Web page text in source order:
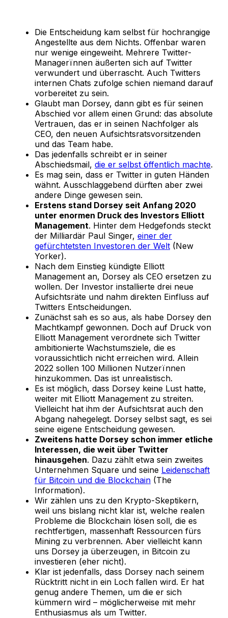
Die Entscheidung kam selbst für hochrangige
Angestellte aus dem Nichts. Offenbar waren
nur wenige eingeweiht. Mehrere Twitter-
Managerïnnen äußerten sich auf Twitter
verwundert und überrascht. Auch Twitters
internen Chats zufolge schien niemand darauf
vorbereitet zu sein.
Glaubt man Dorsey, dann gibt es für seinen
Abschied vor allem einen Grund: das absolute
Vertrauen, das er in seinen Nachfolger als
CEO, den neuen Aufsichtsratsvorsitzenden
und das Team habe.
Das jedenfalls schreibt er in seiner
Abschiedsmail, die er selbst öffentlich machte.
Es mag sein, dass er Twitter in guten Händen
wähnt. Ausschlaggebend dürften aber zwei
andere Dinge gewesen sein.
Erstens stand Dorsey seit Anfang 2020
unter enormen Druck des Investors Elliott
Management. Hinter dem Hedgefonds steckt
der Milliardär Paul Singer, einer der
gefürchtetsten Investoren der Welt (New
Yorker).
Nach dem Einstieg kündigte Elliott
Management an, Dorsey als CEO ersetzen zu
wollen. Der Investor installierte drei neue
Aufsichtsräte und nahm direkten Einfluss auf
Twitters Entscheidungen.
Zunächst sah es so aus, als habe Dorsey den
Machtkampf gewonnen. Doch auf Druck von
Elliott Management verordnete sich Twitter
ambitionierte Wachstumsziele, die es
voraussichtlich nicht erreichen wird. Allein
2022 sollen 100 Millionen Nutzerïnnen
hinzukommen. Das ist unrealistisch.
Es ist möglich, dass Dorsey keine Lust hatte,
weiter mit Elliott Management zu streiten.
Vielleicht hat ihm der Aufsichtsrat auch den
Abgang nahegelegt. Dorsey selbst sagt, es sei
seine eigene Entscheidung gewesen.
Zweitens hatte Dorsey schon immer etliche
Interessen, die weit über Twitter
hinausgehen. Dazu zählt etwa sein zweites
Unternehmen Square und seine Leidenschaft
für Bitcoin und die Blockchain (The
Information).
Wir zählen uns zu den Krypto-Skeptikern,
weil uns bislang nicht klar ist, welche realen
Probleme die Blockchain lösen soll, die es
rechtfertigen, massenhaft Ressourcen fürs
Mining zu verbrennen. Aber vielleicht kann
uns Dorsey ja überzeugen, in Bitcoin zu
investieren (eher nicht).
Klar ist jedenfalls, dass Dorsey nach seinem
Rücktritt nicht in ein Loch fallen wird. Er hat
genug andere Themen, um die er sich
kümmern wird – möglicherweise mit mehr
Enthusiasmus als um Twitter.